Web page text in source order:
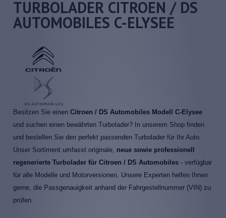
TURBOLADER CITROEN / DS
AUTOMOBILES C-ELYSEE
Besitzen Sie einen Citroen / DS Automobiles Modell C-Elysee
und suchen einen bewährten Turbolader? In unserem Shop finden
und bestellen Sie den perfekt passenden Turbolader für Ihr Auto.
Unser Sortiment umfasst originale, neue sowie professionell
regenerierte Turbolader für Citroen / DS Automobiles - verfügbar
für alle Modelle und Motorversionen. Unsere Experten helfen Ihnen
gerne, die Passgenauigkeit anhand der Fahrgestellnummer (VIN) zu
prüfen.